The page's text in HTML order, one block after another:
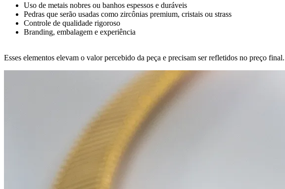
Uso de metais nobres ou banhos espessos e duráveis
Pedras que serão usadas como zircônias premium, cristais ou strass
Controle de qualidade rigoroso
Branding, embalagem e experiência
Esses elementos elevam o valor percebido da peça e precisam ser refletidos no preço